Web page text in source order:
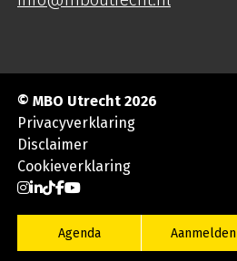
Agenda Aanmelden
© MBO Utrecht 2026
Privacyverklaring
Disclaimer
Cookieverklaring
Ga naar Instagram
Ga naar LinkedIn
Ga naar TikTok
Ga naar Facebook
Ga naar YouTube